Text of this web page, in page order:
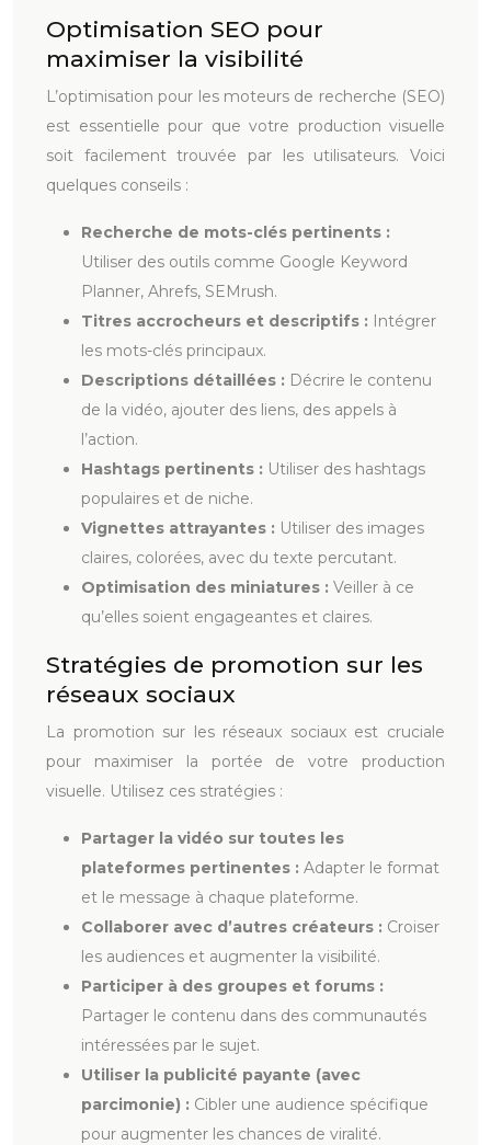
Optimisation SEO pour
maximiser la visibilité
L’optimisation pour les moteurs de recherche (SEO)
est essentielle pour que votre production visuelle
soit facilement trouvée par les utilisateurs. Voici
quelques conseils :
Recherche de mots-clés pertinents :
Utiliser des outils comme Google Keyword
Planner, Ahrefs, SEMrush.
Titres accrocheurs et descriptifs : Intégrer
les mots-clés principaux.
Descriptions détaillées : Décrire le contenu
de la vidéo, ajouter des liens, des appels à
l’action.
Hashtags pertinents : Utiliser des hashtags
populaires et de niche.
Vignettes attrayantes : Utiliser des images
claires, colorées, avec du texte percutant.
Optimisation des miniatures : Veiller à ce
qu’elles soient engageantes et claires.
Stratégies de promotion sur les
réseaux sociaux
La promotion sur les réseaux sociaux est cruciale
pour maximiser la portée de votre production
visuelle. Utilisez ces stratégies :
Partager la vidéo sur toutes les
plateformes pertinentes : Adapter le format
et le message à chaque plateforme.
Collaborer avec d’autres créateurs : Croiser
les audiences et augmenter la visibilité.
Participer à des groupes et forums :
Partager le contenu dans des communautés
intéressées par le sujet.
Utiliser la publicité payante (avec
parcimonie) : Cibler une audience spécifique
pour augmenter les chances de viralité.